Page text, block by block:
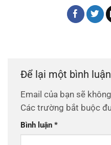
Để lại một bình luận
Email của bạn sẽ
Các trường bắt buộc
Bình luận *